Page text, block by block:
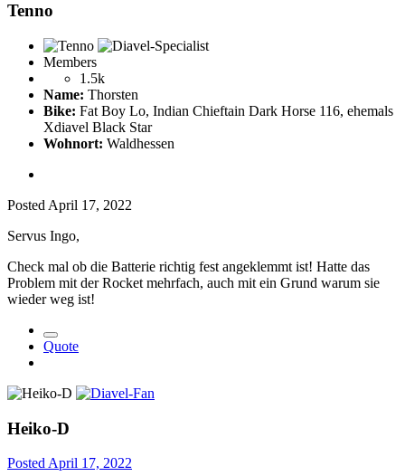
Tenno
Members
1.5k
Name: Thorsten
Bike: Fat Boy Lo, Indian Chieftain Dark Horse 116, ehemals
Xdiavel Black Star
Wohnort: Waldhessen
Posted April 17, 2022
Servus Ingo,
Check mal ob die Batterie richtig fest angeklemmt ist! Hatte das
Problem mit der Rocket mehrfach, auch mit ein Grund warum sie
wieder weg ist!
Quote
Heiko-D
PostedApril 17, 2022